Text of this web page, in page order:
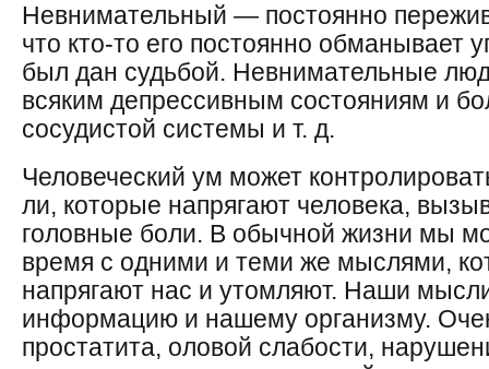
Невнимательный — постоянно
что кто-то его постоянно обманывает
был дан судьбой. Невнимательные
всяким деп­рессивным состояниям и
сосудистой систе­мы и т. д.
Человеческий ум может
ли, которые напрягают человека,
го­ловные боли. В обычной жизни мы
вре­мя с одними и теми же мыслями,
на­прягают нас и утомляют. Наши
инфор­мацию и нашему организму.
простатита, оловой слабости,